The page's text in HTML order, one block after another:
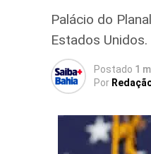
Palácio do
Estados Unidos.
Postado 1
Por